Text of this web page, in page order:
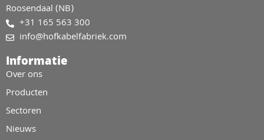
Roosendaal (NB)
+31 165 563 300
info@hofkabelfabriek.com
Informatie
Over ons
Producten
Sectoren
Nieuws